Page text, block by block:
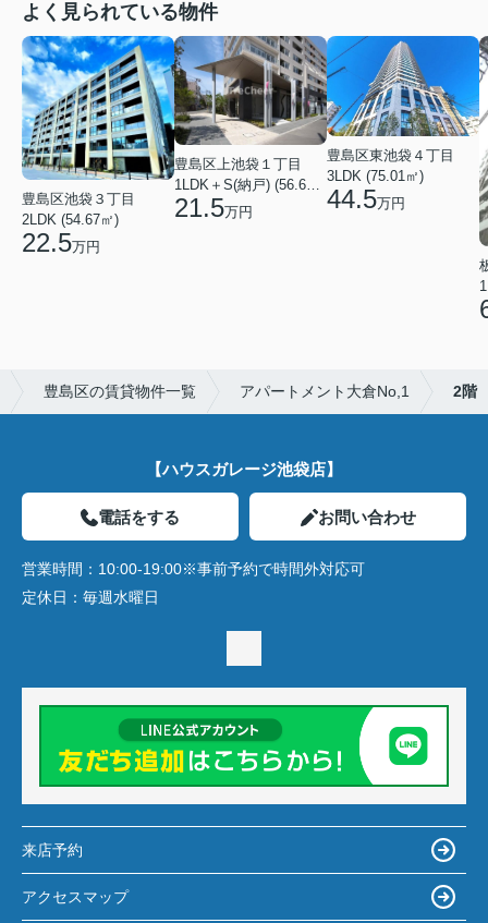
よく見られている物件
豊島区池袋３丁目
2LDK (54.67㎡)
22.5万円
豊島区上池袋１丁目
1LDK＋S(納戸) (56.61㎡)
21.5万円
豊島区東池袋４丁目
3LDK (75.01㎡)
44.5万円
豊島区の賃貸物件一覧 アパートメント大倉No,1 2階
【ハウスガレージ池袋店】
電話をする お問い合わせ
営業時間： 10:00-19:00※事前予約で時間外対応可
定休日： 毎週水曜日
来店予約
アクセスマップ